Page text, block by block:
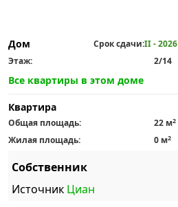
Дом Срок сдачи:II - 2026
Этаж:
2/14
Все квартиры в этом доме
Квартира
Общая площадь: 22 м2
Жилая площадь: 0 м2
Собственник
Источник Циан